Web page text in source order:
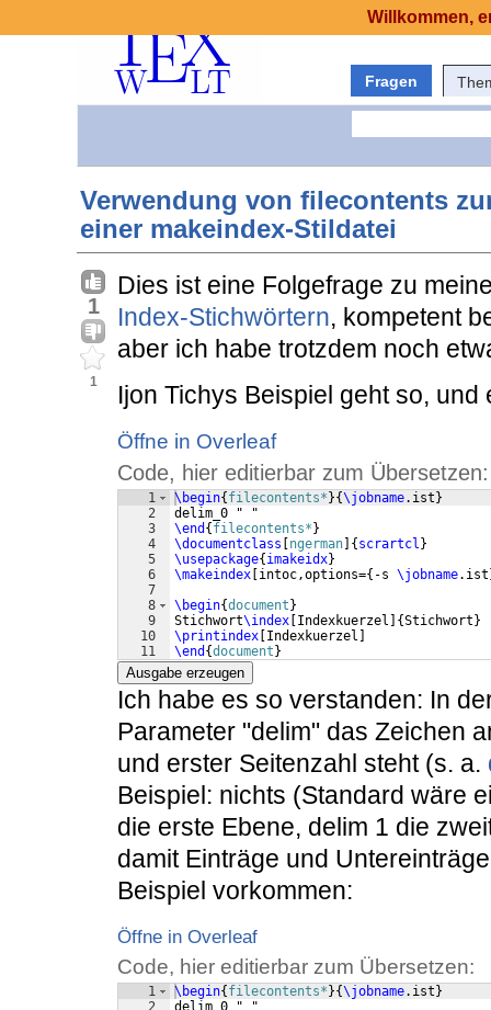
Fragen
Verwendung von filecontents
einer makeindex-Stildatei
1
1
Dies ist eine Folgefrage zu
Index-Stichwörtern, kompetent
aber ich habe trotzdem noch
Ijon Tichys Beispiel geht so,
Öffne in Overleaf
Code, hier editierbar zum Übersetzen:
1
2
3
4
5
6
7
8
9
10
11
\begin{ filecontents* }{\jobname.ist }
delim_0 " "
\end { filecontents* }
\documentclass
ngerman { scrartcl }
\usepackage{ imakeidx}
\makeindex intoc,options={ -s \jobname.ist
\begin{document }
Stichwort\index Indexkuerzel {Stichwort }
\printindex Indexkuerzel
\end {document }
Ausgabe erzeugen
Ich habe es so verstanden: In
Parameter "delim" das Zeichen
und erster Seitenzahl steht (s. a.
Beispiel: nichts (Standard wäre
die erste Ebene, delim 1 die
damit Einträge und
Beispiel vorkommen:
Öffne in Overleaf
Code, hier editierbar zum Übersetzen:
1
\begin{ filecontents* }{\jobname.ist }
Willkommen,